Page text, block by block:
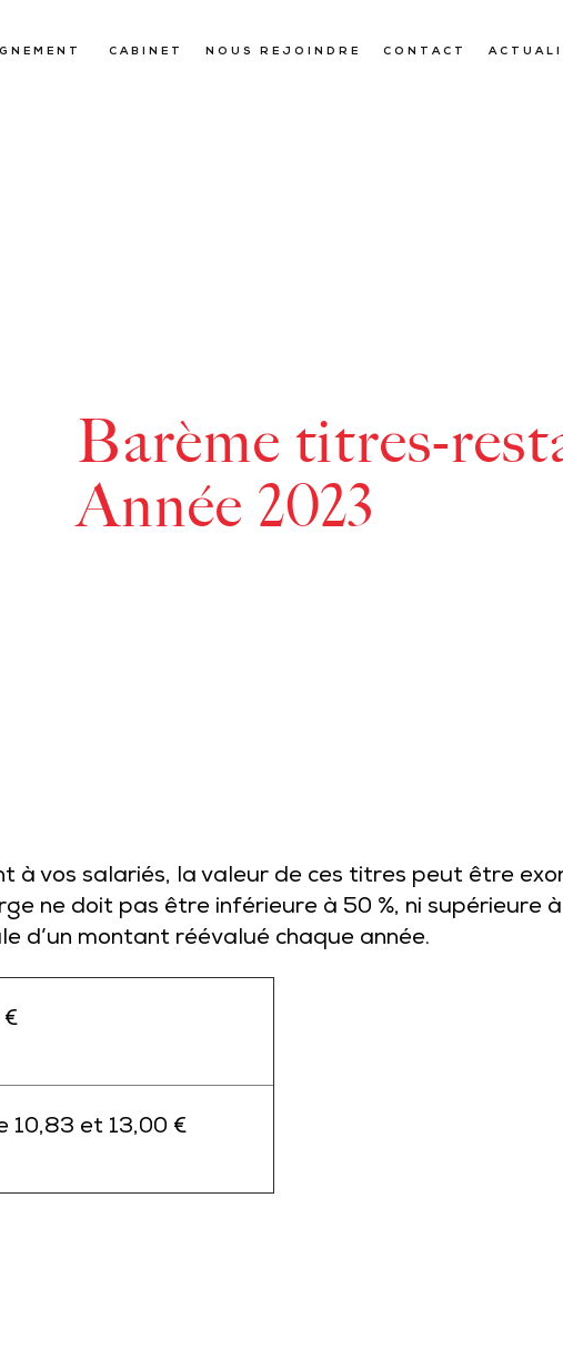
CABINET NOUS REJOINDRE CONTACT
Barème titres-
Année 2023
vos salariés, la valeur de ces titres peut être
ne doit pas être inférieure à 50 %, ni supérieure
d’un montant réévalué chaque année.
10,83 et 13,00 €